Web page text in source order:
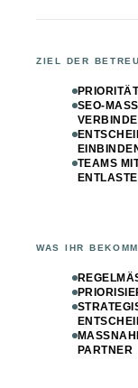
ZIEL DER
SEO-
TEAMS
WAS IHR
ARTNER